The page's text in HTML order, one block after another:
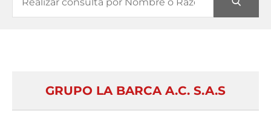
GRUPO LA BARCA A.C. S.A.S